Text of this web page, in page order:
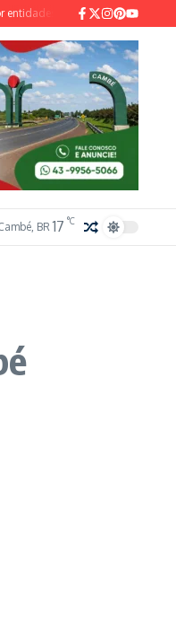
do setor industrial e sindical
BR 17 °C